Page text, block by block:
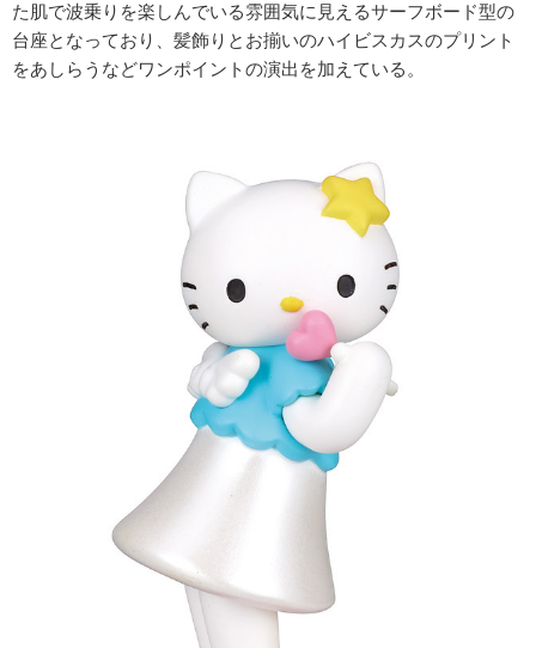
た肌で波乗りを楽しんでいる雰囲気に見えるサーフボード型の
台座となっており、髪飾りとお揃いのハイビスカスのプリント
をあしらうなどワンポイントの演出を加えている。